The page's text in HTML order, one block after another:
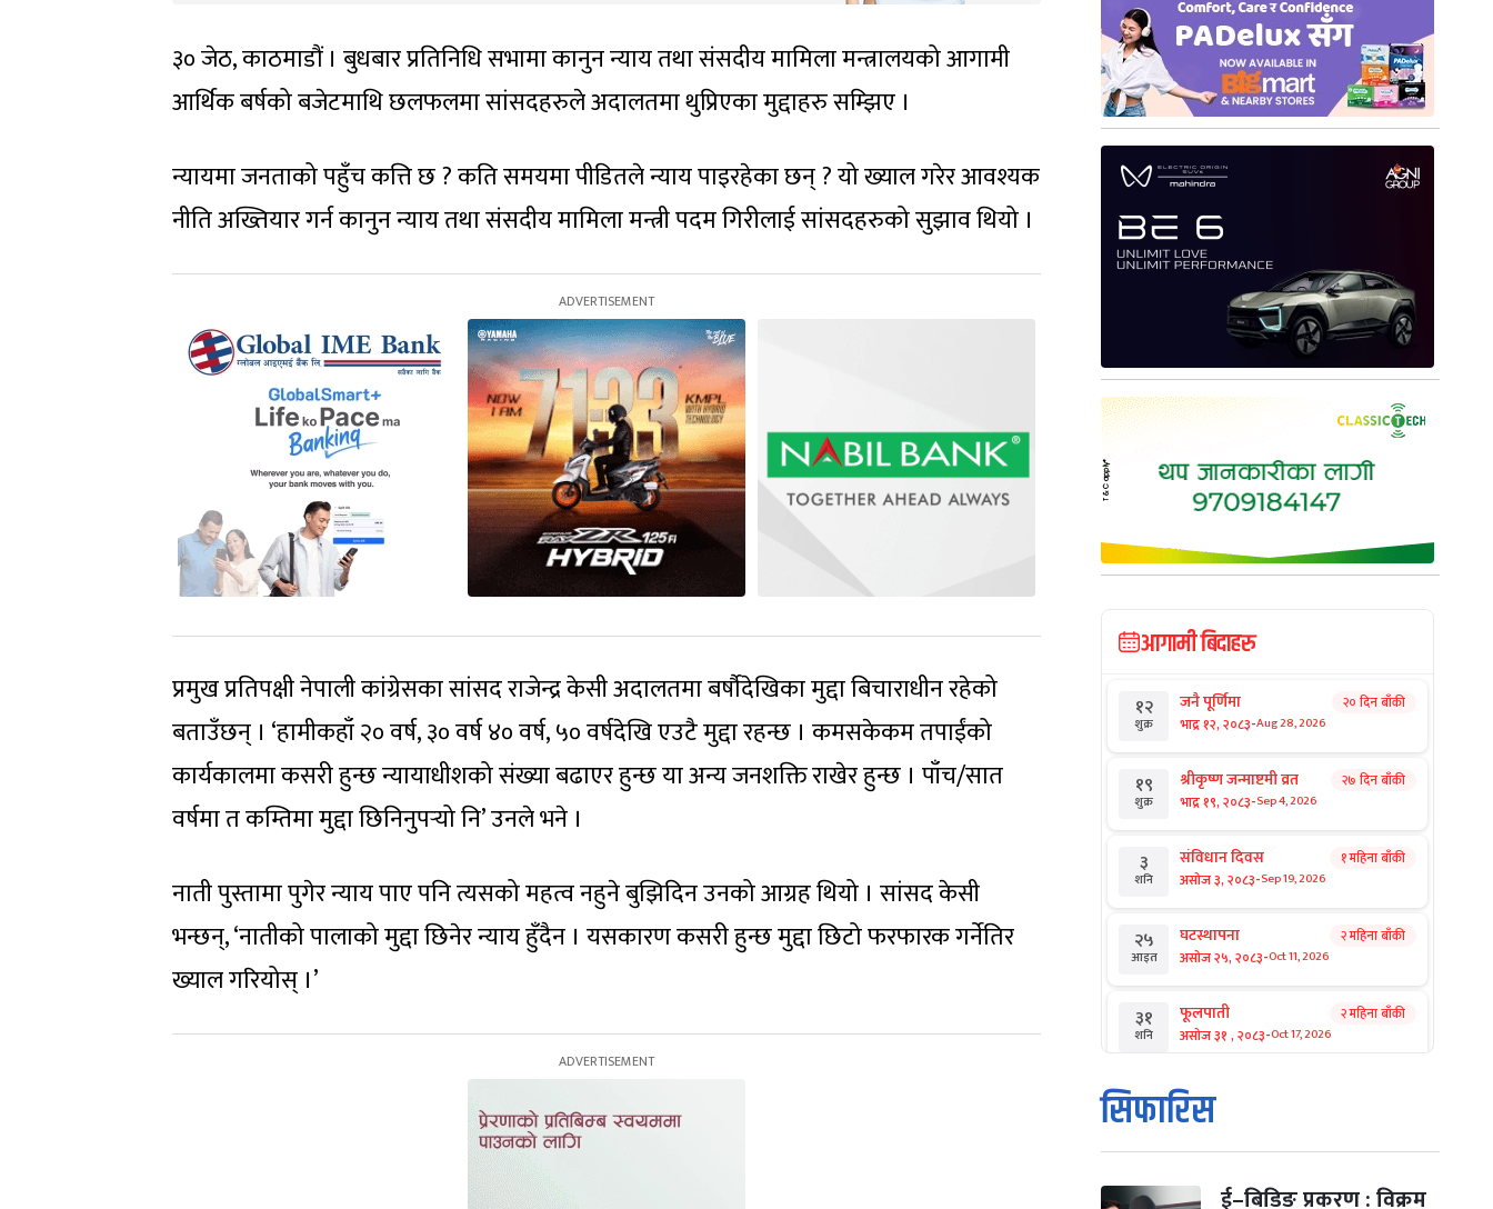
३० जेठ, काठमाडौं । बुधबार प्रतिनिधि सभामा कानुन न्याय तथा संसदीय मामिला मन्त्रालयको आगामी
आर्थिक बर्षको बजेटमाथि छलफलमा सांसदहरुले अदालतमा थुप्रिएका मुद्दाहरु सम्झिए ।
न्यायमा जनताको पहुँच कत्ति छ ? कति समयमा पीडितले न्याय पाइरहेका छन् ? यो ख्याल गरेर आवश्यक
नीति अख्तियार गर्न कानुन न्याय तथा संसदीय मामिला मन्त्री पदम गिरीलाई सांसदहरुको सुझाव थियो ।
प्रमुख प्रतिपक्षी नेपाली कांग्रेसका सांसद राजेन्द्र केसी अदालतमा बर्षौदेखिका मुद्दा बिचाराधीन रहेको
बताउँछन् । ‘हामीकहाँ २० वर्ष, ३० वर्ष ४० वर्ष, ५० वर्षदेखि एउटै मुद्दा रहन्छ । कमसकेकम तपाईंको
कार्यकालमा कसरी हुन्छ न्यायाधीशको संख्या बढाएर हुन्छ या अन्य जनशक्ति राखेर हुन्छ । पाँच/सात
वर्षमा त कम्तिमा मुद्दा छिनिनुपर्‍यो नि’ उनले भने ।
नाती पुस्तामा पुगेर न्याय पाए पनि त्यसको महत्व नहुने बुझिदिन उनको आग्रह थियो । सांसद केसी
भन्छन्, ‘नातीको पालाको मुद्दा छिनेर न्याय हुँदैन । यसकारण कसरी हुन्छ मुद्दा छिटो फरफारक गर्नेतिर
ख्याल गरियोस् ।’
आगामी बिदाहरु
१२
शुक्र
जनै पूर्णिमा
भाद्र १२, २०८३-Aug 28, 2026
२० दिन बाँकी
१९
शुक्र
श्रीकृष्ण जन्माष्टमी व्रत
भाद्र १९, २०८३-Sep 4, 2026
२७ दिन बाँकी
३
शनि
संविधान दिवस
असोज ३, २०८३-Sep 19, 2026
१ महिना बाँकी
२५
आइत
घटस्थापना
असोज २५, २०८३-Oct 11, 2026
२ महिना बाँकी
३१
शनि
फूलपाती
असोज ३१ , २०८३-Oct 17, 2026
२ महिना बाँकी
१
आइत
कार्तिक सङ्क्रान्ति
कार्तिक १, २०८३
मंगल कार्तिक ३, २०८३-Oct 20, 2026
सिफारिस
ई–बिडिङ प्रकरण : विक्रम